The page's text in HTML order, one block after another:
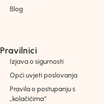
Blog
Pravilnici
Izjava o sigurnosti
Opći uvjeti poslovanja
Pravila o postupanju s
„kolačićima“